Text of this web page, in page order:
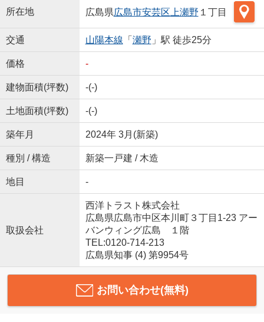
所在地 広島県広島市安芸区 上瀬野 １丁目
交通 山陽本線 「 瀬野 」駅 徒歩25分
価格 -
建物面積(坪数) -(-)
土地面積(坪数) -(-)
築年月 2024年 3月(新築)
種別 / 構造 新築一戸建 / 木造
地目 -
取扱会社
西洋トラスト株式会社
広島県広島市中区本川町３丁目1-23 アー
バンウィング広島 １階
TEL:0120-714-213
広島県知事 (4) 第9954号
お問い合わせ(無料)